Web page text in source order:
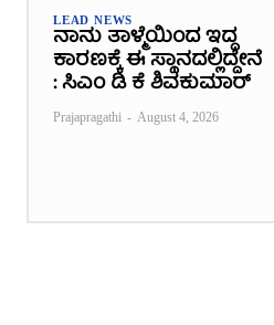
LEAD NEWS
ನಾನು ತಾಳ್ಮೆಯಿಂದ ಇದ್ದ
ಕಾರಣಕ್ಕೆ ಈ ಸ್ಥಾನದಲ್ಲಿದ್ದೇನೆ
: ಸಿಎಂ ಡಿ ಕೆ ಶಿವಕುಮಾರ್
Prajapragathi - August 4, 2026